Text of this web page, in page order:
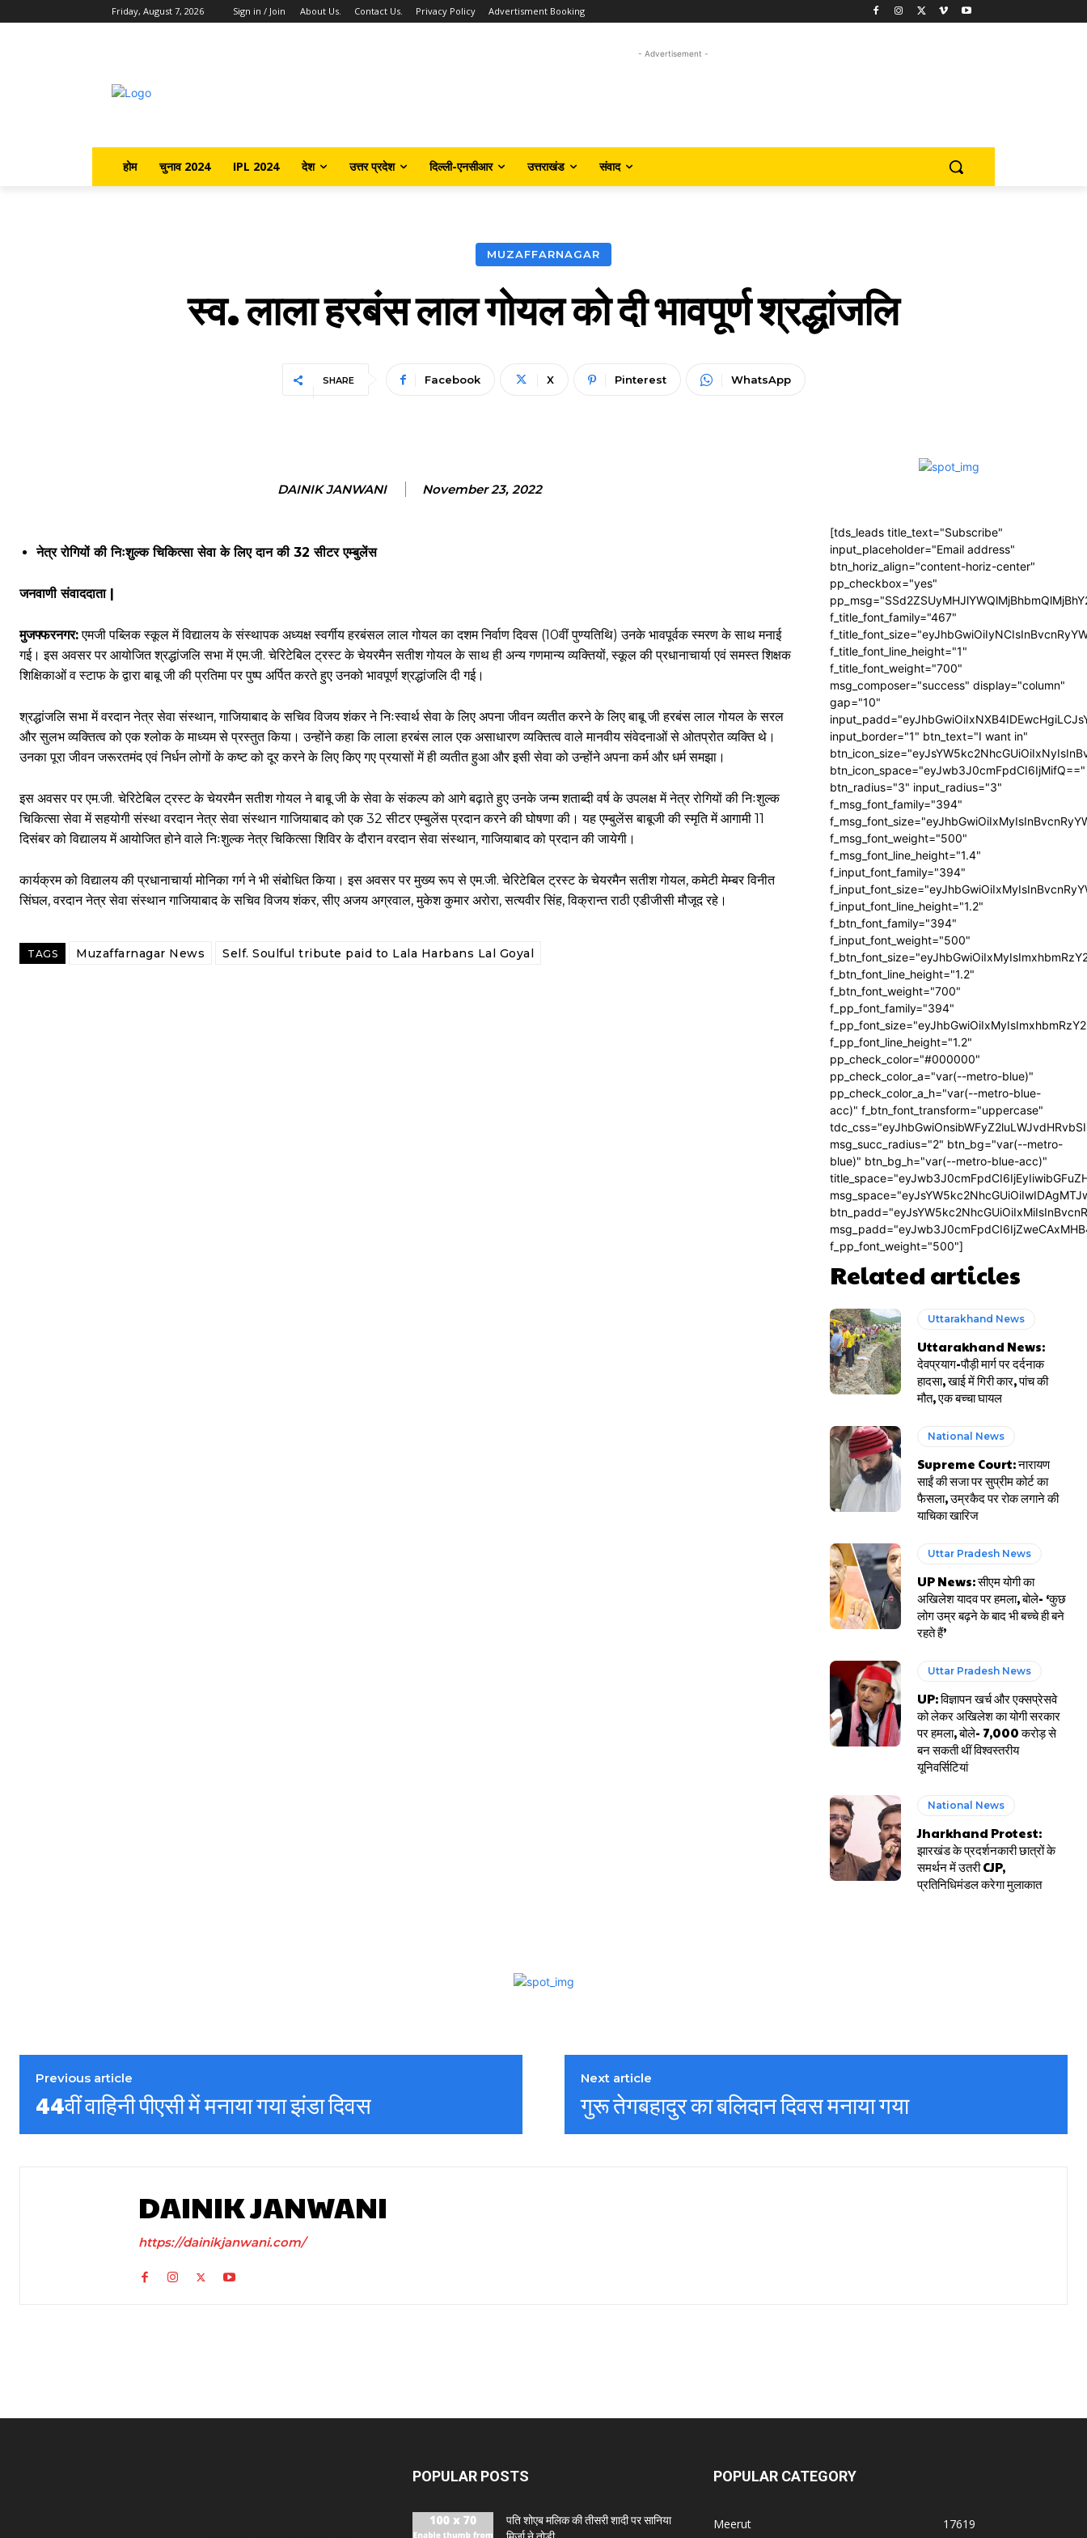
Friday, August 7, 2026 Sign in / Join About Us. Contact Us. Privacy Policy Advertisment Booking
- Advertisement -
होम चुनाव 2024 IPL 2024 देश उत्तर प्रदेश दिल्ली-एनसीआर उत्तराखंड संवाद
MUZAFFARNAGAR
स्व. लाला हरबंस लाल गोयल को दी भावपूर्ण श्रद्धांजलि
SHARE Facebook X Pinterest WhatsApp
DAINIK JANWANI November 23, 2022
नेत्र रोगियों की निःशुल्क चिकित्सा सेवा के लिए दान की 32 सीटर एम्बुलेंस
जनवाणी संवाददाता |
मुजफ्फरनगर:एमजी पब्लिक स्कूल में विद्यालय के संस्थापक अध्यक्ष स्वर्गीय हरबंसल लाल गोयल का दशम निर्वाण दिवस (10वीं पुण्यतिथि) उनके भावपूर्वक स्मरण के साथ मनाई
गई। इस अवसर पर आयोजित श्रद्धांजलि सभा में एम.जी. चेरिटेबिल ट्रस्ट के चेयरमैन सतीश गोयल के साथ ही अन्य गणमान्य व्यक्तियों, स्कूल की प्रधानाचार्या एवं समस्त शिक्षक
शिक्षिकाओं व स्टाफ के द्वारा बाबू जी की प्रतिमा पर पुष्प अर्पित करते हुए उनको भावपूर्ण श्रद्धांजलि दी गई।
श्रद्धांजलि सभा में वरदान नेत्र सेवा संस्थान, गाजियाबाद के सचिव विजय शंकर ने निःस्वार्थ सेवा के लिए अपना जीवन व्यतीत करने के लिए बाबू जी हरबंस लाल गोयल के सरल
और सुलभ व्यक्तित्व को एक श्लोक के माध्यम से प्रस्तुत किया। उन्होंने कहा कि लाला हरबंस लाल एक असाधारण व्यक्तित्व वाले मानवीय संवेदनाओं से ओतप्रोत व्यक्ति थे।
उनका पूरा जीवन जरूरतमंद एवं निर्धन लोगों के कष्ट को दूर करने के लिए किए गए प्रयासों में ही व्यतीत हुआ और इसी सेवा को उन्होंने अपना कर्म और धर्म समझा।
इस अवसर पर एम.जी. चेरिटेबिल ट्रस्ट के चेयरमैन सतीश गोयल ने बाबू जी के सेवा के संकल्प को आगे बढ़ाते हुए उनके जन्म शताब्दी वर्ष के उपलक्ष में नेत्र रोगियों की निःशुल्क
चिकित्सा सेवा में सहयोगी संस्था वरदान नेत्र सेवा संस्थान गाजियाबाद को एक 32 सीटर एम्बुलेंस प्रदान करने की घोषणा की। यह एम्बुलेंस बाबूजी की स्मृति में आगामी 11
दिसंबर को विद्यालय में आयोजित होने वाले निःशुल्क नेत्र चिकित्सा शिविर के दौरान वरदान सेवा संस्थान, गाजियाबाद को प्रदान की जायेगी।
कार्यक्रम को विद्यालय की प्रधानाचार्या मोनिका गर्ग ने भी संबोधित किया। इस अवसर पर मुख्य रूप से एम.जी. चेरिटेबिल ट्रस्ट के चेयरमैन सतीश गोयल, कमेटी मेम्बर विनीत
सिंघल, वरदान नेत्र सेवा संस्थान गाजियाबाद के सचिव विजय शंकर, सीए अजय अग्रवाल, मुकेश कुमार अरोरा, सत्यवीर सिंह, विक्रान्त राठी एडीजीसी मौजूद रहे।
TAGS Muzaffarnagar News Self. Soulful tribute paid to Lala Harbans Lal Goyal
[tds_leads title_text="Subscribe"
input_placeholder="Email address"
btn_horiz_align="content-horiz-center"
pp_checkbox="yes"
f_title_font_family="467"
f_title_font_line_height="1"
f_title_font_weight="700"
msg_composer="success" display="column"
gap="10"
input_border="1" btn_text="I want in"
btn_icon_space="eyJwb3J0cmFpdCI6IjMifQ=="
btn_radius="3" input_radius="3"
f_msg_font_family="394"
f_msg_font_weight="500"
f_msg_font_line_height="1.4"
f_input_font_family="394"
f_input_font_line_height="1.2"
f_btn_font_family="394"
f_input_font_weight="500"
f_btn_font_line_height="1.2"
f_btn_font_weight="700"
f_pp_font_family="394"
f_pp_font_line_height="1.2"
pp_check_color="#000000"
pp_check_color_a="var(--metro-blue)"
pp_check_color_a_h="var(--metro-blue-
acc)" f_btn_font_transform="uppercase"
msg_succ_radius="2" btn_bg="var(--metro-
blue)" btn_bg_h="var(--metro-blue-acc)"
f_pp_font_weight="500"]
Related articles
Uttarakhand News
Uttarakhand News:
देवप्रयाग-पौड़ी मार्ग पर दर्दनाक
हादसा, खाई में गिरी कार, पांच की
मौत, एक बच्चा घायल
National News
Supreme Court: नारायण
साईं की सजा पर सुप्रीम कोर्ट का
फैसला, उम्रकैद पर रोक लगाने की
याचिका खारिज
Uttar Pradesh News
UP News: सीएम योगी का
अखिलेश यादव पर हमला, बोले- ‘कुछ
लोग उम्र बढ़ने के बाद भी बच्चे ही बने
रहते हैं’
Uttar Pradesh News
UP: विज्ञापन खर्च और एक्सप्रेसवे
को लेकर अखिलेश का योगी सरकार
पर हमला, बोले- 7,000 करोड़ से
बन सकती थीं विश्वस्तरीय
यूनिवर्सिटियां
National News
Jharkhand Protest:
झारखंड के प्रदर्शनकारी छात्रों के
समर्थन में उतरी CJP,
प्रतिनिधिमंडल करेगा मुलाकात
Previous article
44वीं वाहिनी पीएसी में मनाया गया झंडा दिवस
Next article
गुरू तेगबहादुर का बलिदान दिवस मनाया गया
DAINIK JANWANI
https://dainikjanwani.com/
POPULAR POSTS
पति शोएब मलिक की तीसरी शादी पर सानिया
POPULAR CATEGORY
Meerut 17619